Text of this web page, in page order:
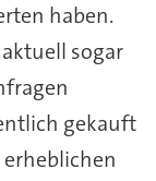
haben.
sogar
gekauft